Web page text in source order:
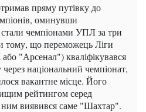
пряму путівку до
оминувши
чемпіонами УПЛ за три
тому, що переможець Ліги
"Арсенал") кваліфікувався
національний чемпіонат,
вакантне місце. Його
рейтингом серед
виявився саме "Шахтар".